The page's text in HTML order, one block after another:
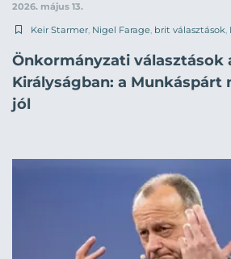
2026. május 13.
Keir Starmer Nigel Farage brit választások
Önkormányzati választások
Királyságban: a Munkáspárt
jól